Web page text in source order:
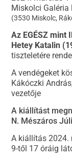
Miskolci Galéria
(3530 Miskolc,
Az EGÉSZ mint
Hetey Katalin
tiszteletére
A vendégeket
Kákóczki
vezetője
A kiállítást
N. Mészáros
A kiállítás 2024.
9-től 17 óráig